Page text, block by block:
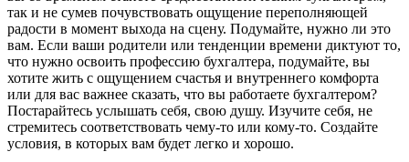
так и не сумев почувствовать ощущение переполняющей
радости в момент выхода на сцену. Подумайте, нужно ли это
вам. Если ваши родители или тенденции времени диктуют то,
что нужно освоить профессию бухгалтера, подумайте, вы
хотите жить с ощущением счастья и внутреннего комфорта
или для вас важнее сказать, что вы работаете бухгалтером?
Постарайтесь услышать себя, свою душу. Изучите себя, не
стремитесь соответствовать чему-то или кому-то. Создайте
условия, в которых вам будет легко и хорошо.